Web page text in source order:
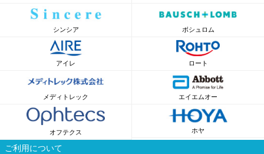
シンシア ボシュロム
アイレ ロート
メディトレック エイエムオー
オフテクス ホヤ
ご利用について